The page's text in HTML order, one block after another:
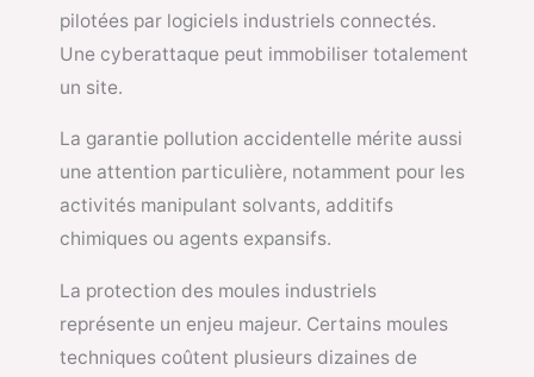
pilotées par logiciels industriels connectés.
Une cyberattaque peut immobiliser totalement
un site.
La garantie pollution accidentelle mérite aussi
une attention particulière, notamment pour les
activités manipulant solvants, additifs
chimiques ou agents expansifs.
La protection des moules industriels
représente un enjeu majeur. Certains moules
techniques coûtent plusieurs dizaines de